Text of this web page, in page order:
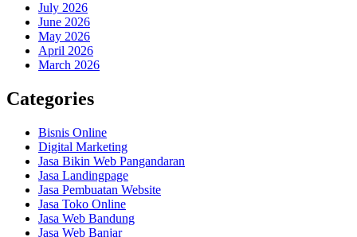
July 2026
June 2026
May 2026
April 2026
March 2026
Categories
Bisnis Online
Digital Marketing
Jasa Bikin Web Pangandaran
Jasa Landingpage
Jasa Pembuatan Website
Jasa Toko Online
Jasa Web Bandung
Jasa Web Banjar